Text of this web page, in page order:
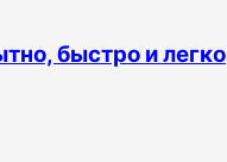
быстро и легко